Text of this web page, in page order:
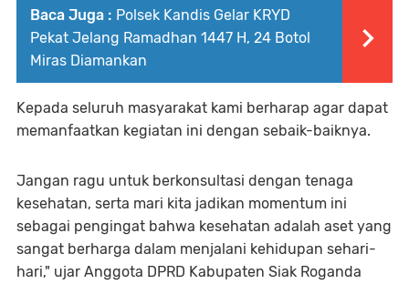
Baca Juga : Polsek Kandis Gelar KRYD
Pekat Jelang Ramadhan 1447 H, 24 Botol
Miras Diamankan
Kepada seluruh masyarakat kami berharap agar dapat
memanfaatkan kegiatan ini dengan sebaik-baiknya.
Jangan ragu untuk berkonsultasi dengan tenaga
kesehatan, serta mari kita jadikan momentum ini
sebagai pengingat bahwa kesehatan adalah aset yang
sangat berharga dalam menjalani kehidupan sehari-
hari," ujar Anggota DPRD Kabupaten Siak Roganda